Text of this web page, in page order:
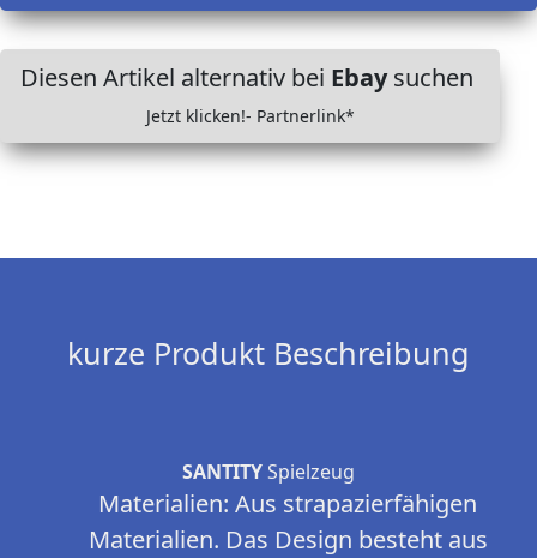
Diesen Artikel alternativ bei Ebaysuchen
Jetzt klicken!- Partnerlink*
kurze Produkt Beschreibung
SANTITYSpielzeug
Materialien: Aus strapazierfähigen
Materialien. Das Design besteht aus